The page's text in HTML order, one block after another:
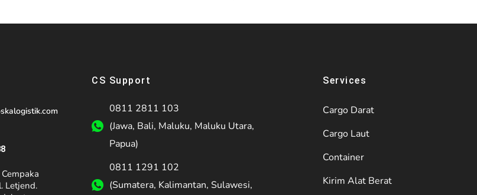
Letjend.
CS Support
0811 2811 103
(Jawa, Bali, Maluku, Maluku Utara,
Papua)
0811 1291 102
(Sumatera, Kalimantan, Sulawesi,
Services
Cargo Darat
Cargo Laut
Container
Kirim Alat Berat